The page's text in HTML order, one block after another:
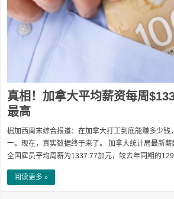
真相！加拿大平均薪资每周
最高
据加西周末综合报道：在加拿大打工到底能赚多少钱
一。现在，真实数据终于来了。 加拿大统计局最新
全国雇员平均周薪为1337.77加元，较去年同期的
阅读更多 »